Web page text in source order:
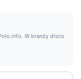
W branży disco